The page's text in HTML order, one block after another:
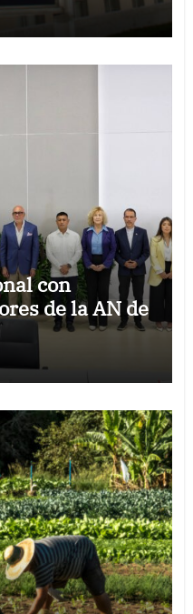
con
de la AN de